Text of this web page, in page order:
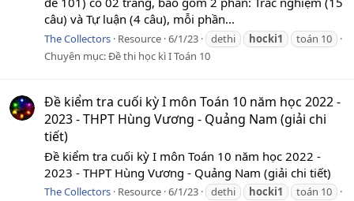
câu) và Tự luận (4 câu), mỗi phần...
The Collectors Resource 6/1/23 dethi hocki1
toán 10
Chuyên mục:Đề thi học kì I Toán 10
Đề kiểm tra cuối kỳ I môn Toán 10 năm học 2022 -
2023 - THPT Hùng Vương - Quảng Nam (giải chi
tiết)
Đề kiểm tra cuối kỳ I môn Toán 10 năm học 2022 -
2023 - THPT Hùng Vương - Quảng Nam (giải chi tiết)
The Collectors Resource 6/1/23 dethi hocki1
toán 10